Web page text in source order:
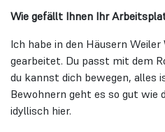
Wie gefällt Ihnen Ihr
Ich habe in den Häusern
gearbeitet. Du passt mit dem
du kannst dich bewegen, alles
Bewohnern geht es so gut wie
idyllisch hier.